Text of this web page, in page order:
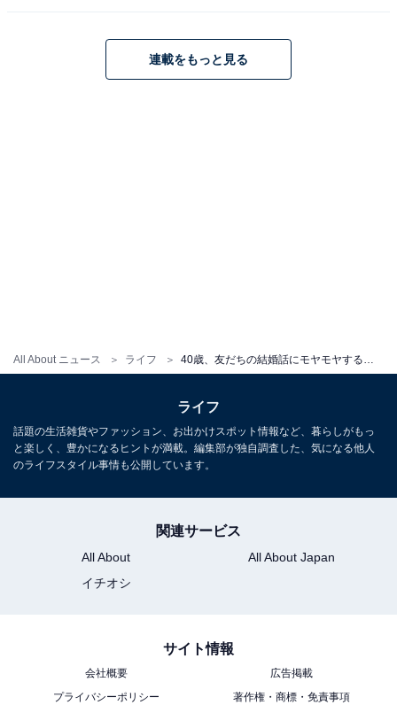
All About ニュース ライフ
う、とアミさんは感じてしまうのだ。もしかしたら、こ
の友情を彼女が自分ほど大切に思っていなかったことが
友人が人生において、いろいろなものを手に入れたり
「前進」したりしているように見えると焦燥感が生まれ
るのかもしれない。転職、資格取得、結婚、妊娠など、
大きな変化を迎える友人と、いつまでも同じところにと
どまっている自分を比較して落ち込むこともありそう
だ。
連載をもっと見る
ライフ
話題の生活雑貨やファッション、お出かけスポット情報など、暮らしがもっ
と楽しく、豊かになるヒントが満載。編集部が独自調査した、気になる他人
のライフスタイル事情も公開しています。
関連サービス
All About
All About Japan
イチオシ
サイト情報
会社概要
広告掲載
プライバシーポリシー
著作権・商標・免責事項